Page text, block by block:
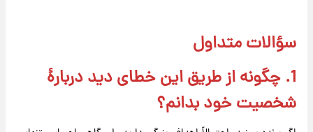
سؤالات متداول
1. چگونه از طریق این خطای دید دربارهٔ
شخصیت خود بدانم؟